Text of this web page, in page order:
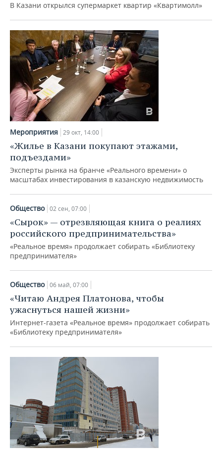
В Казани открылся супермаркет квартир «Квартимолл»
Мероприятия 29 окт, 14:00
«Жилье в Казани покупают этажами,
подъездами»
Эксперты рынка на бранче «Реального времени» о
масштабах инвестирования в казанскую недвижимость
Общество 02 сен, 07:00
«Сырок» — отрезвляющая книга о реалиях
российского предпринимательства»
«Реальное время» продолжает собирать «Библиотеку
предпринимателя»
Общество 06 май, 07:00
«Читаю Андрея Платонова, чтобы
ужаснуться нашей жизни»
Интернет-газета «Реальное время» продолжает собирать
«Библиотеку предпринимателя»